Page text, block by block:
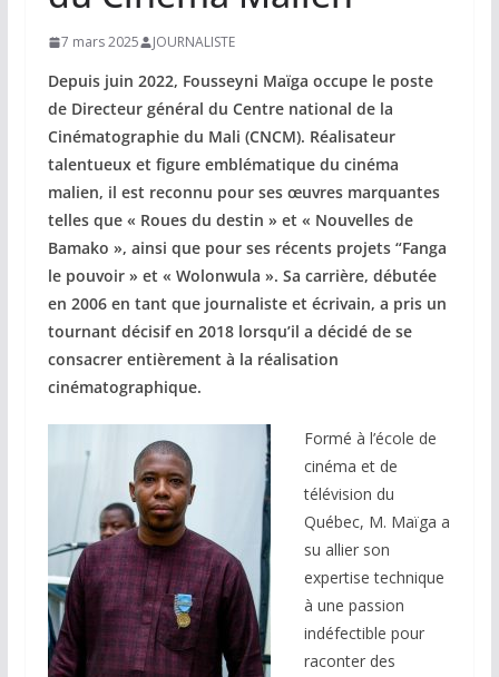
7 mars 2025 JOURNALISTE
Depuis juin 2022, Fousseyni Maïga occupe le poste
de Directeur général du Centre national de la
Cinématographie du Mali (CNCM). Réalisateur
talentueux et figure emblématique du cinéma
malien, il est reconnu pour ses œuvres marquantes
telles que « Roues du destin » et « Nouvelles de
Bamako », ainsi que pour ses récents projets “Fanga
le pouvoir » et « Wolonwula ». Sa carrière, débutée
en 2006 en tant que journaliste et écrivain, a pris un
tournant décisif en 2018 lorsqu’il a décidé de se
consacrer entièrement à la réalisation
cinématographique.
Formé à l’école de
cinéma et de
télévision du
Québec, M. Maïga a
su allier son
expertise technique
à une passion
indéfectible pour
raconter des